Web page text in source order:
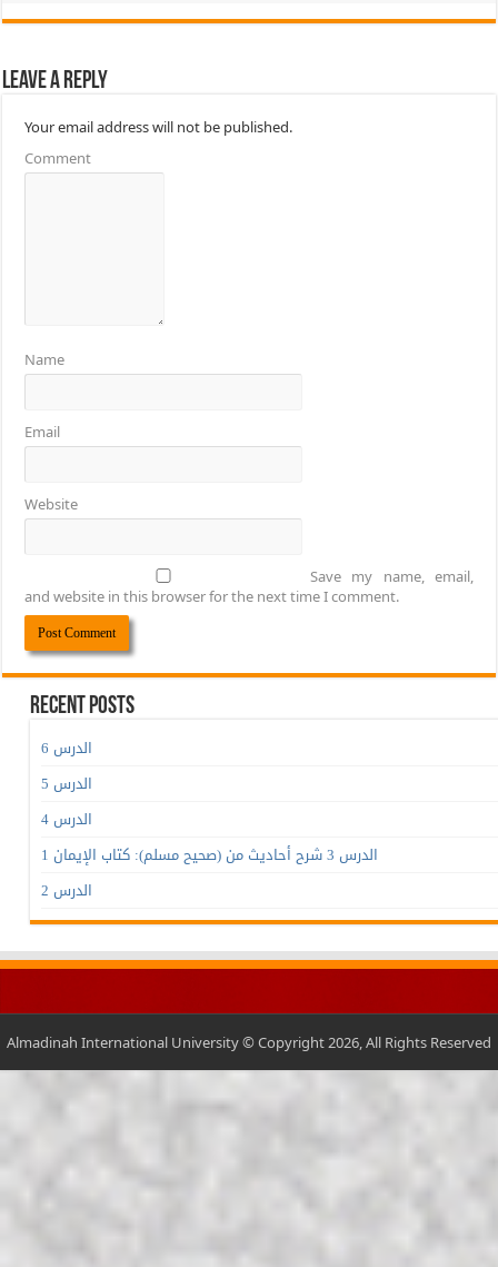
Leave a Reply
Your email address will not be published.
Comment
Name
Email
Website
Save my name, email,
and website in this browser for the next time I comment.
Recent Posts
الدرس 6
الدرس 5
الدرس 4
الدرس 3 شرح أحاديث من (صحيح مسلم): كتاب الإيمان 1
الدرس 2
Almadinah International University © Copyright 2026, All Rights Reserved